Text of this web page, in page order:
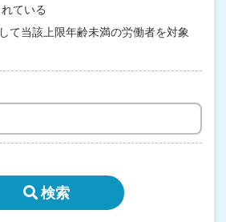
ている
て当該上限年齢未満の労働者を対象
検索